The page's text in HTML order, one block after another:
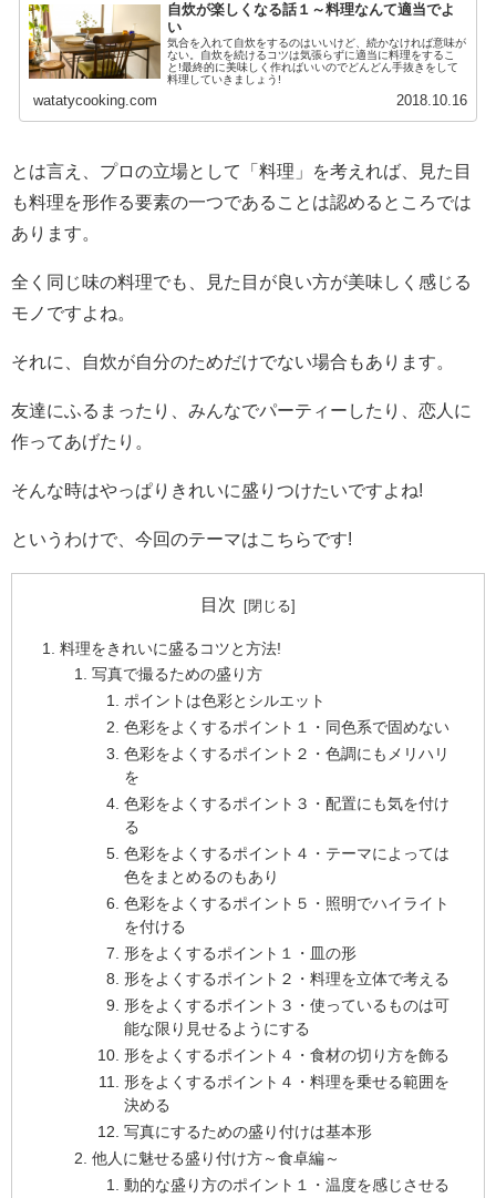
自炊が楽しくなる話１～料理なんて適当でよ
い
気合を入れて自炊をするのはいいけど、続かなければ意味が
ない。自炊を続けるコツは気張らずに適当に料理をするこ
と!最終的に美味しく作ればいいのでどんどん手抜きをして
料理していきましょう!
watatycooking.com 2018.10.16
とは言え、プロの立場として「料理」を考えれば、見た目
も料理を形作る要素の一つであることは認めるところでは
あります。
全く同じ味の料理でも、見た目が良い方が美味しく感じる
モノですよね。
それに、自炊が自分のためだけでない場合もあります。
友達にふるまったり、みんなでパーティーしたり、恋人に
作ってあげたり。
そんな時はやっぱりきれいに盛りつけたいですよね!
というわけで、今回のテーマはこちらです!
目次
料理をきれいに盛るコツと方法!
写真で撮るための盛り方
ポイントは色彩とシルエット
色彩をよくするポイント１・同色系で固めない
色彩をよくするポイント２・色調にもメリハリ
を
色彩をよくするポイント３・配置にも気を付け
る
色彩をよくするポイント４・テーマによっては
色をまとめるのもあり
色彩をよくするポイント５・照明でハイライト
を付ける
形をよくするポイント１・皿の形
形をよくするポイント２・料理を立体で考える
形をよくするポイント３・使っているものは可
能な限り見せるようにする
形をよくするポイント４・食材の切り方を飾る
形をよくするポイント４・料理を乗せる範囲を
決める
写真にするための盛り付けは基本形
他人に魅せる盛り付け方～食卓編～
動的な盛り方のポイント１・温度を感じさせる